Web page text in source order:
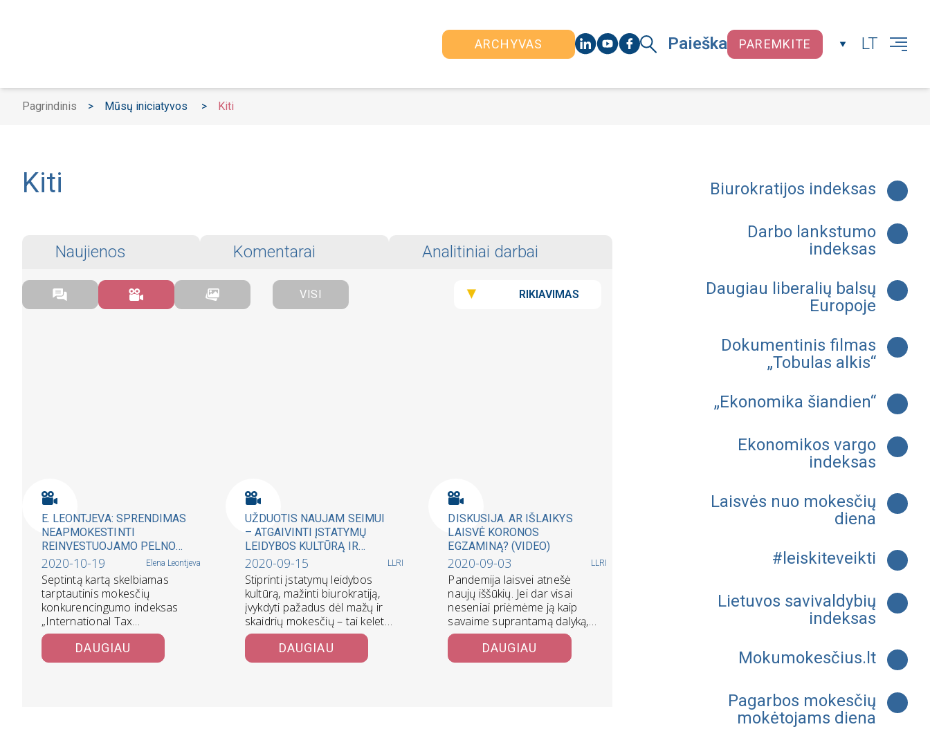
ARCHYVAS Paieška PAREMKITE LT
Pagrindinis > Mūsų iniciatyvos > Kiti
Kiti
Naujienos Komentarai Analitiniai darbai
VISI RIKIAVIMAS
E. LEONTJEVA: SPRENDIMAS
NEAPMOKESTINTI
REINVESTUOJAMO PELNO
BŪTŲ NAUDINGAS VISAI
LIETUVAI
2020-10-19 Elena Leontjeva
Septintą kartą skelbiamas
tarptautinis mokesčių
konkurencingumo indeksas
„International Tax
Competitiveness Index 2020“
rodo, kad palankiausia yra
Estijos mokesčių sistema.
DAUGIAU
UŽDUOTIS NAUJAM SEIMUI
– ATGAIVINTI ĮSTATYMŲ
LEIDYBOS KULTŪRĄ IR
VALDŽIOS PASITIKĖJIMĄ
ŽMOGUMI
2020-09-15 LLRI
Stiprinti įstatymų leidybos
kultūrą, mažinti biurokratiją,
įvykdyti pažadus dėl mažų ir
skaidrių mokesčių – tai keletas
iš būtinų žingsnių, kuriuos…
DAUGIAU
DISKUSIJA. AR IŠLAIKYS
LAISVĖ KORONOS
EGZAMINĄ? (VIDEO)
2020-09-03 LLRI
Pandemija laisvei atnešė
naujų iššūkių. Jei dar visai
neseniai priėmėme ją kaip
savaime suprantamą dalyką,
šiandien pavojai yra paaštrėję
DAUGIAU
Biurokratijos indeksas
Darbo lankstumo
indeksas
Daugiau liberalių balsų
Europoje
Dokumentinis filmas
„Tobulas alkis“
„Ekonomika šiandien“
Ekonomikos vargo
indeksas
Laisvės nuo mokesčių
diena
#leiskiteveikti
Lietuvos savivaldybių
indeksas
Mokumokesčius.lt
Pagarbos mokesčių
mokėtojams diena
UŽDARYTI